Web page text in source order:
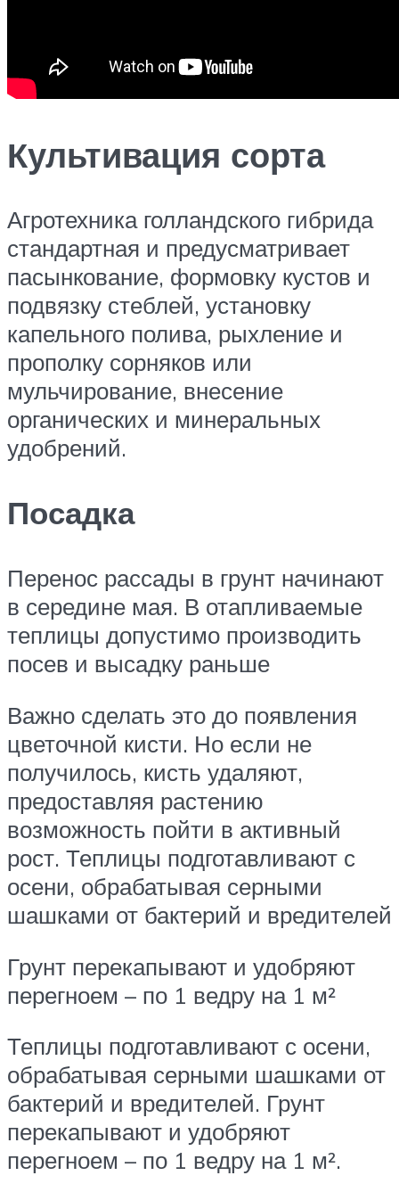
Культивация сорта
Агротехника голландского гибрида
стандартная и предусматривает
пасынкование, формовку кустов и
подвязку стеблей, установку
капельного полива, рыхление и
прополку сорняков или
мульчирование, внесение
органических и минеральных
удобрений.
Посадка
Перенос рассады в грунт начинают
в середине мая. В отапливаемые
теплицы допустимо производить
посев и высадку раньше
Важно сделать это до появления
цветочной кисти. Но если не
получилось, кисть удаляют,
предоставляя растению
возможность пойти в активный
рост. Теплицы подготавливают с
осени, обрабатывая серными
шашками от бактерий и вредителей
Грунт перекапывают и удобряют
перегноем – по 1 ведру на 1 м²
Теплицы подготавливают с осени,
обрабатывая серными шашками от
бактерий и вредителей. Грунт
перекапывают и удобряют
перегноем – по 1 ведру на 1 м².